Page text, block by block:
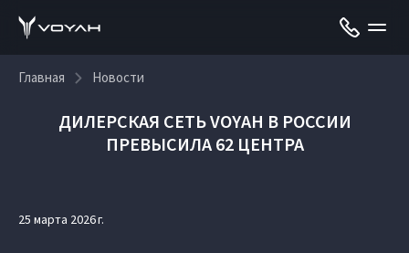
Главная Новости
ДИЛЕРСКАЯ СЕТЬ VOYAH В РОССИИ
ПРЕВЫСИЛА 62 ЦЕНТРА
25 марта 2026 г.